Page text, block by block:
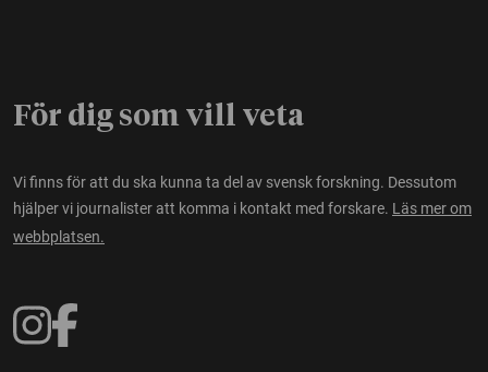
För dig som vill veta
Vi finns för att du ska kunna ta del av svensk forskning. Dessutom
hjälper vi journalister att komma i kontakt med forskare. Läs mer om
webbplatsen.